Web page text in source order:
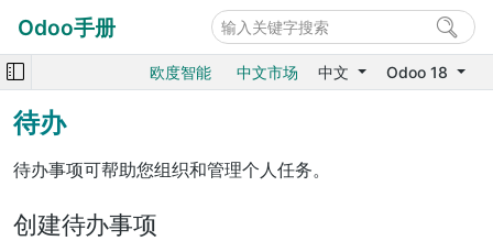
Odoo手册
欧度智能 中文市场 中文 Odoo 18
待办
待办事项可帮助您组织和管理个人任务。
创建待办事项